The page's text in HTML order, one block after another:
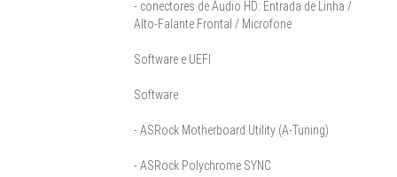
- conectores de Áudio HD: Entrada de Linha /
Alto-Falante Frontal / Microfone
Software e UEFI
Software
- ASRock Motherboard Utility (A-Tuning)
- ASRock Polychrome SYNC